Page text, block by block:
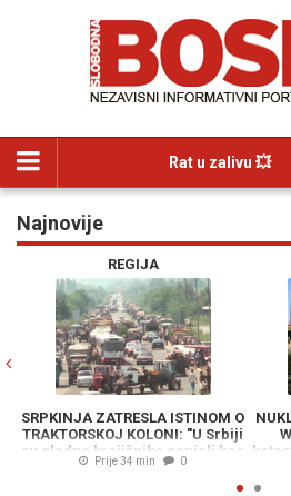
Rat u zalivu 💥
Najnovije
REGIJA
SRPKINJA ZATRESLA ISTINOM O
TRAKTORSKOJ KOLONI: "U Srbiji
su gladne krajišnike ganjali kao
divljač"
Prije 34 min 0